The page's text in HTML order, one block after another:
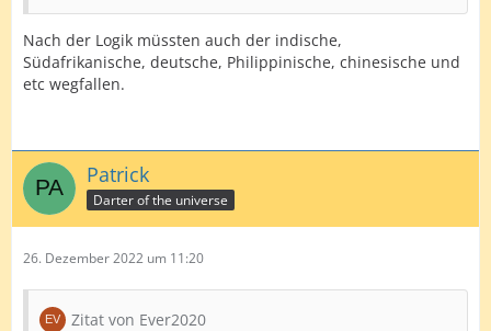
Nach der Logik müssten auch der indische,
Südafrikanische, deutsche, Philippinische, chinesische und
etc wegfallen.
Patrick
Darter of the universe
26. Dezember 2022 um 11:20
Zitat von Ever2020